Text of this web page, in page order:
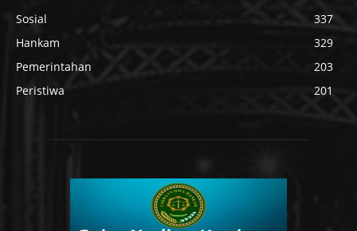
Sosial
337
Hankam
329
Pemerintahan
203
Peristiwa
201